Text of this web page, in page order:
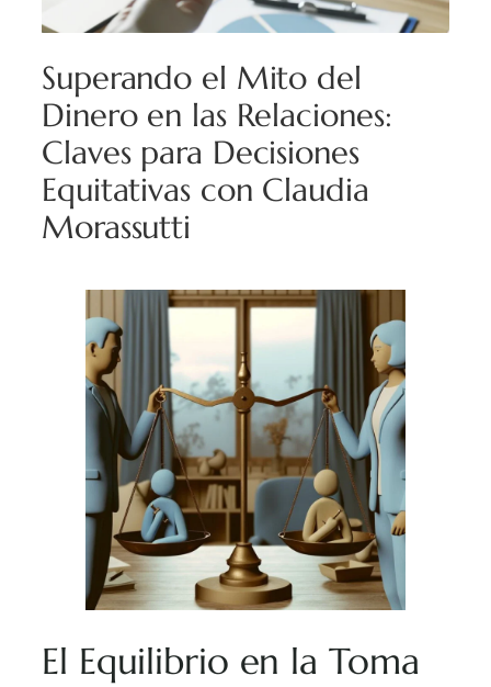
Superando el Mito del
Dinero en las Relaciones:
Claves para Decisiones
Equitativas con Claudia
Morassutti
El Equilibrio en la Toma